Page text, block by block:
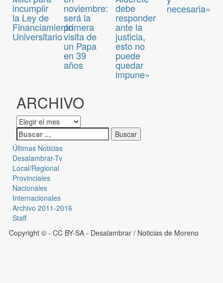
incumplir
la Ley de
Financiamiento
Universitario
noviembre:
será la
primera
visita de
un Papa
en 39
años
debe
responder
ante la
justicia,
esto no
puede
quedar
impune»
necesaria»
ARCHIVO
Últimas Noticias
Desalambrar-Tv
Local/Regional
Provinciales
Nacionales
Internacionales
Archivo 2011-2016
Staff
Copyright © - CC BY-SA - Desalambrar / Noticias de Moreno